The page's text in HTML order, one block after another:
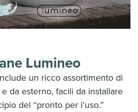
Lumineo
un ricco assortimento di
da esterno, facili da installare
del “pronto per l’uso.”